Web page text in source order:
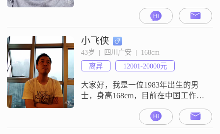
活中彼此有点默契感、幽默感的女
性为伴，更要有一颗善心，重要的
是有一颗真心，彼此心中有对方的
位置。要想成为一家人，就不能同
床异梦，站在这座山看那座山高，
更不能游戏人生。就我来说，接收
你，就会接受你的全部，绝不会有
分别心。真正成为一家
小飞侠
43岁  |  四川广安  |  168cm
离异
12001-20000元
大家好，我是一位1983年出生的男
士，身高168cm，目前在中国工作，
拥有大学本科学历，平时喜欢与人
交流，分享我的想法和见解。我性